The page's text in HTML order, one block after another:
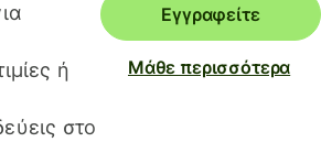
ή
στο
Εγγραφείτε
Μάθε περισσότερα